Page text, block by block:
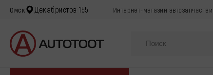
Омск Декабристов 155 Интернет-магазин автозапчастей